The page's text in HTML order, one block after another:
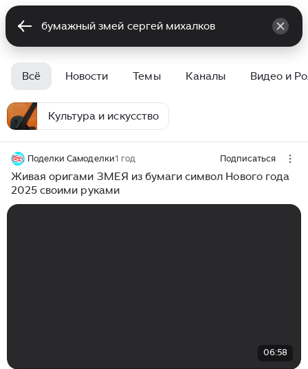
Всё Новости Темы Каналы Видео и
Культура и искусство
Поделки Самоделки1 год Подписаться
Живая оригами ЗМЕЯ из бумаги символ Нового года
2025 своими руками
06:58